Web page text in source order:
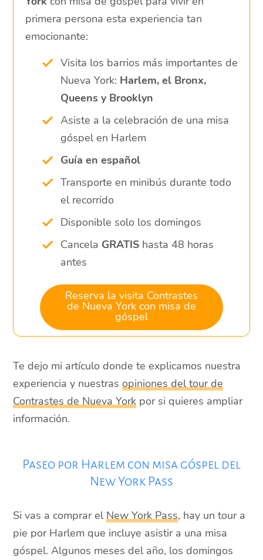
primera persona esta experiencia tan
emocionante:
Visita los barrios más importantes de
Nueva York: Harlem, el Bronx,
Queens y Brooklyn
Asiste a la celebración de una misa
góspel en Harlem
Guía en español
Transporte en minibús durante todo
el recorrido
Disponible solo los domingos
Cancela GRATIShasta 48 horas
antes
Reserva la visita Contrastes
de Nueva York con misa de
góspel
Te dejo mi artículo donde te explicamos nuestra
experiencia y nuestrasopiniones del tour de
Contrastes de Nueva York por si quieres ampliar
información.
Paseo por Harlem con misa góspel del
New York Pass
Si vas a comprar elNew York Pass, hay un tour a
pie por Harlem que incluye asistir a una misa
góspel. Algunos meses del año, los domingos